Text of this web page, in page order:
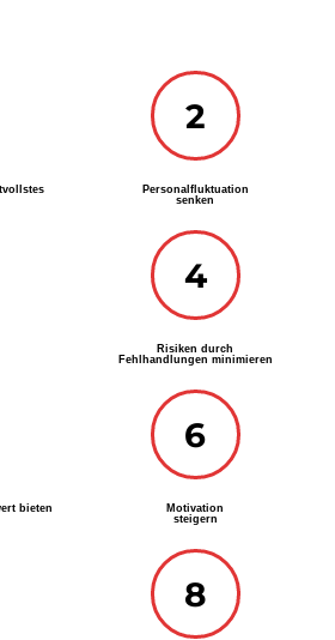
2
Personalfluktuation
senken
4
Risiken durch
Fehlhandlungen minimieren
bieten
6
Motivation
steigern
8